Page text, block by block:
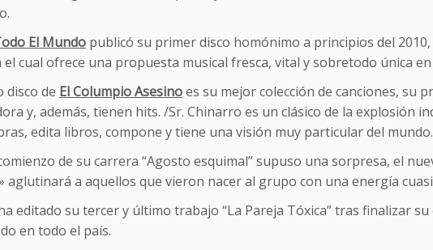
El Mundo publicó su primer disco homónimo a principios del 2010,
el cual ofrece una propuesta musical fresca, vital y sobretodo única
disco de El Columpio Asesinoes su mejor colección de canciones, su
y, además, tienen hits. /Sr. Chinarro es un clásico de la explosión
edita libros, compone y tiene una visión muy particular del mundo.
de su carrera “Agosto esquimal” supuso una sorpresa, el
aglutinará a aquellos que vieron nacer al grupo con una energía
editado su tercer y último trabajo “La Pareja Tóxica” tras finalizar
en todo el país.